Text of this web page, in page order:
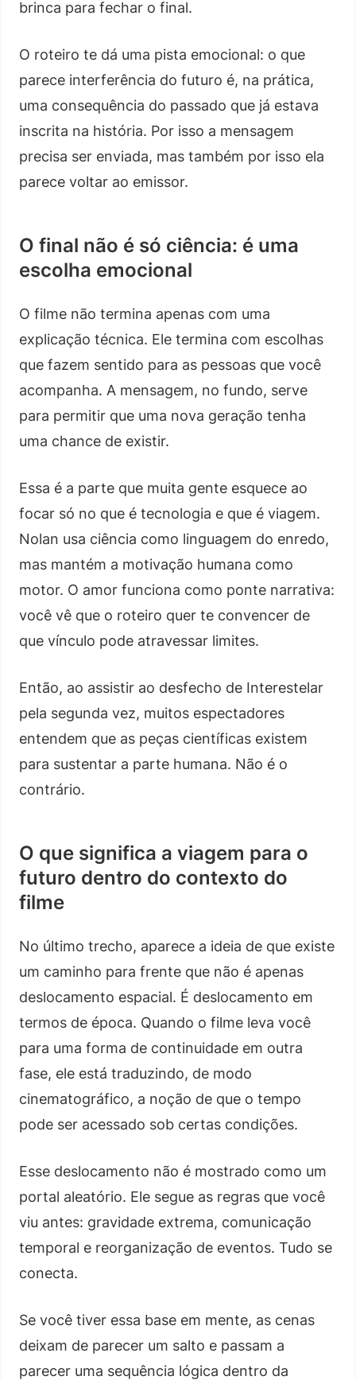
brinca para fechar o final.
O roteiro te dá uma pista emocional: o que
parece interferência do futuro é, na prática,
uma consequência do passado que já estava
inscrita na história. Por isso a mensagem
precisa ser enviada, mas também por isso ela
parece voltar ao emissor.
O final não é só ciência: é uma
escolha emocional
O filme não termina apenas com uma
explicação técnica. Ele termina com escolhas
que fazem sentido para as pessoas que você
acompanha. A mensagem, no fundo, serve
para permitir que uma nova geração tenha
uma chance de existir.
Essa é a parte que muita gente esquece ao
focar só no que é tecnologia e que é viagem.
Nolan usa ciência como linguagem do enredo,
mas mantém a motivação humana como
motor. O amor funciona como ponte narrativa:
você vê que o roteiro quer te convencer de
que vínculo pode atravessar limites.
Então, ao assistir ao desfecho de Interestelar
pela segunda vez, muitos espectadores
entendem que as peças científicas existem
para sustentar a parte humana. Não é o
contrário.
O que significa a viagem para o
futuro dentro do contexto do
filme
No último trecho, aparece a ideia de que existe
um caminho para frente que não é apenas
deslocamento espacial. É deslocamento em
termos de época. Quando o filme leva você
para uma forma de continuidade em outra
fase, ele está traduzindo, de modo
cinematográfico, a noção de que o tempo
pode ser acessado sob certas condições.
Esse deslocamento não é mostrado como um
portal aleatório. Ele segue as regras que você
viu antes: gravidade extrema, comunicação
temporal e reorganização de eventos. Tudo se
conecta.
Se você tiver essa base em mente, as cenas
deixam de parecer um salto e passam a
parecer uma sequência lógica dentro da